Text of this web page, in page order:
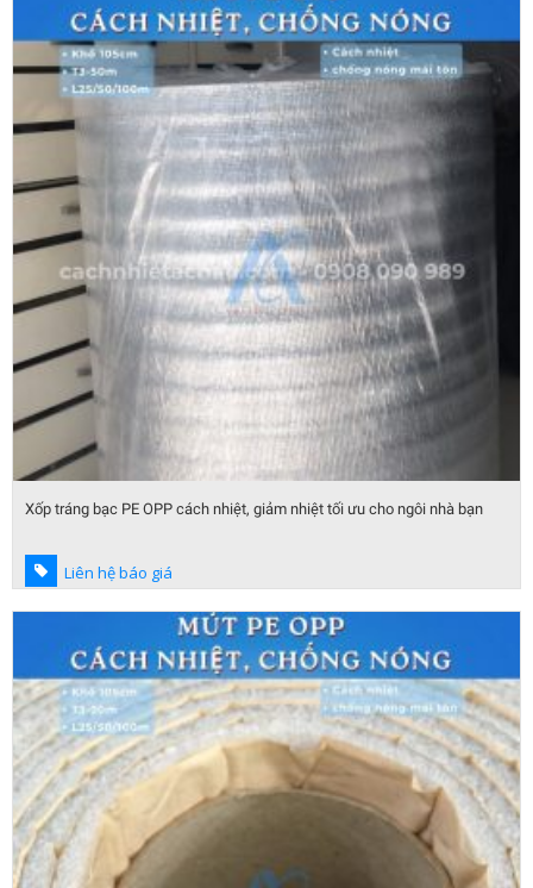
Xốp tráng bạc PE OPP cách nhiệt, giảm nhiệt tối ưu cho ngôi nhà bạn
Liên hệ báo giá